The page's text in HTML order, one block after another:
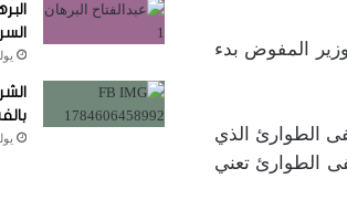
المفوض بدء
الطوارئ الذي
الطوارئ تعني
يوليو
يوليو